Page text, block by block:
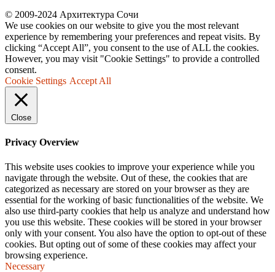
© 2009-2024 Архитектура Сочи
We use cookies on our website to give you the most relevant
experience by remembering your preferences and repeat visits. By
clicking “Accept All”, you consent to the use of ALL the cookies.
However, you may visit "Cookie Settings" to provide a controlled
consent.
Cookie Settings Accept All
Close
Privacy Overview
This website uses cookies to improve your experience while you
navigate through the website. Out of these, the cookies that are
categorized as necessary are stored on your browser as they are
essential for the working of basic functionalities of the website. We
also use third-party cookies that help us analyze and understand how
you use this website. These cookies will be stored in your browser
only with your consent. You also have the option to opt-out of these
cookies. But opting out of some of these cookies may affect your
browsing experience.
Necessary